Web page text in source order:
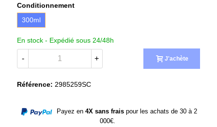
Conditionnement
300ml
En stock - Expédié sous 24/48h
- + J'achète
Référence: 2985259SC
Payez en 4X sans fraispour les achats de 30 à 2
000€.